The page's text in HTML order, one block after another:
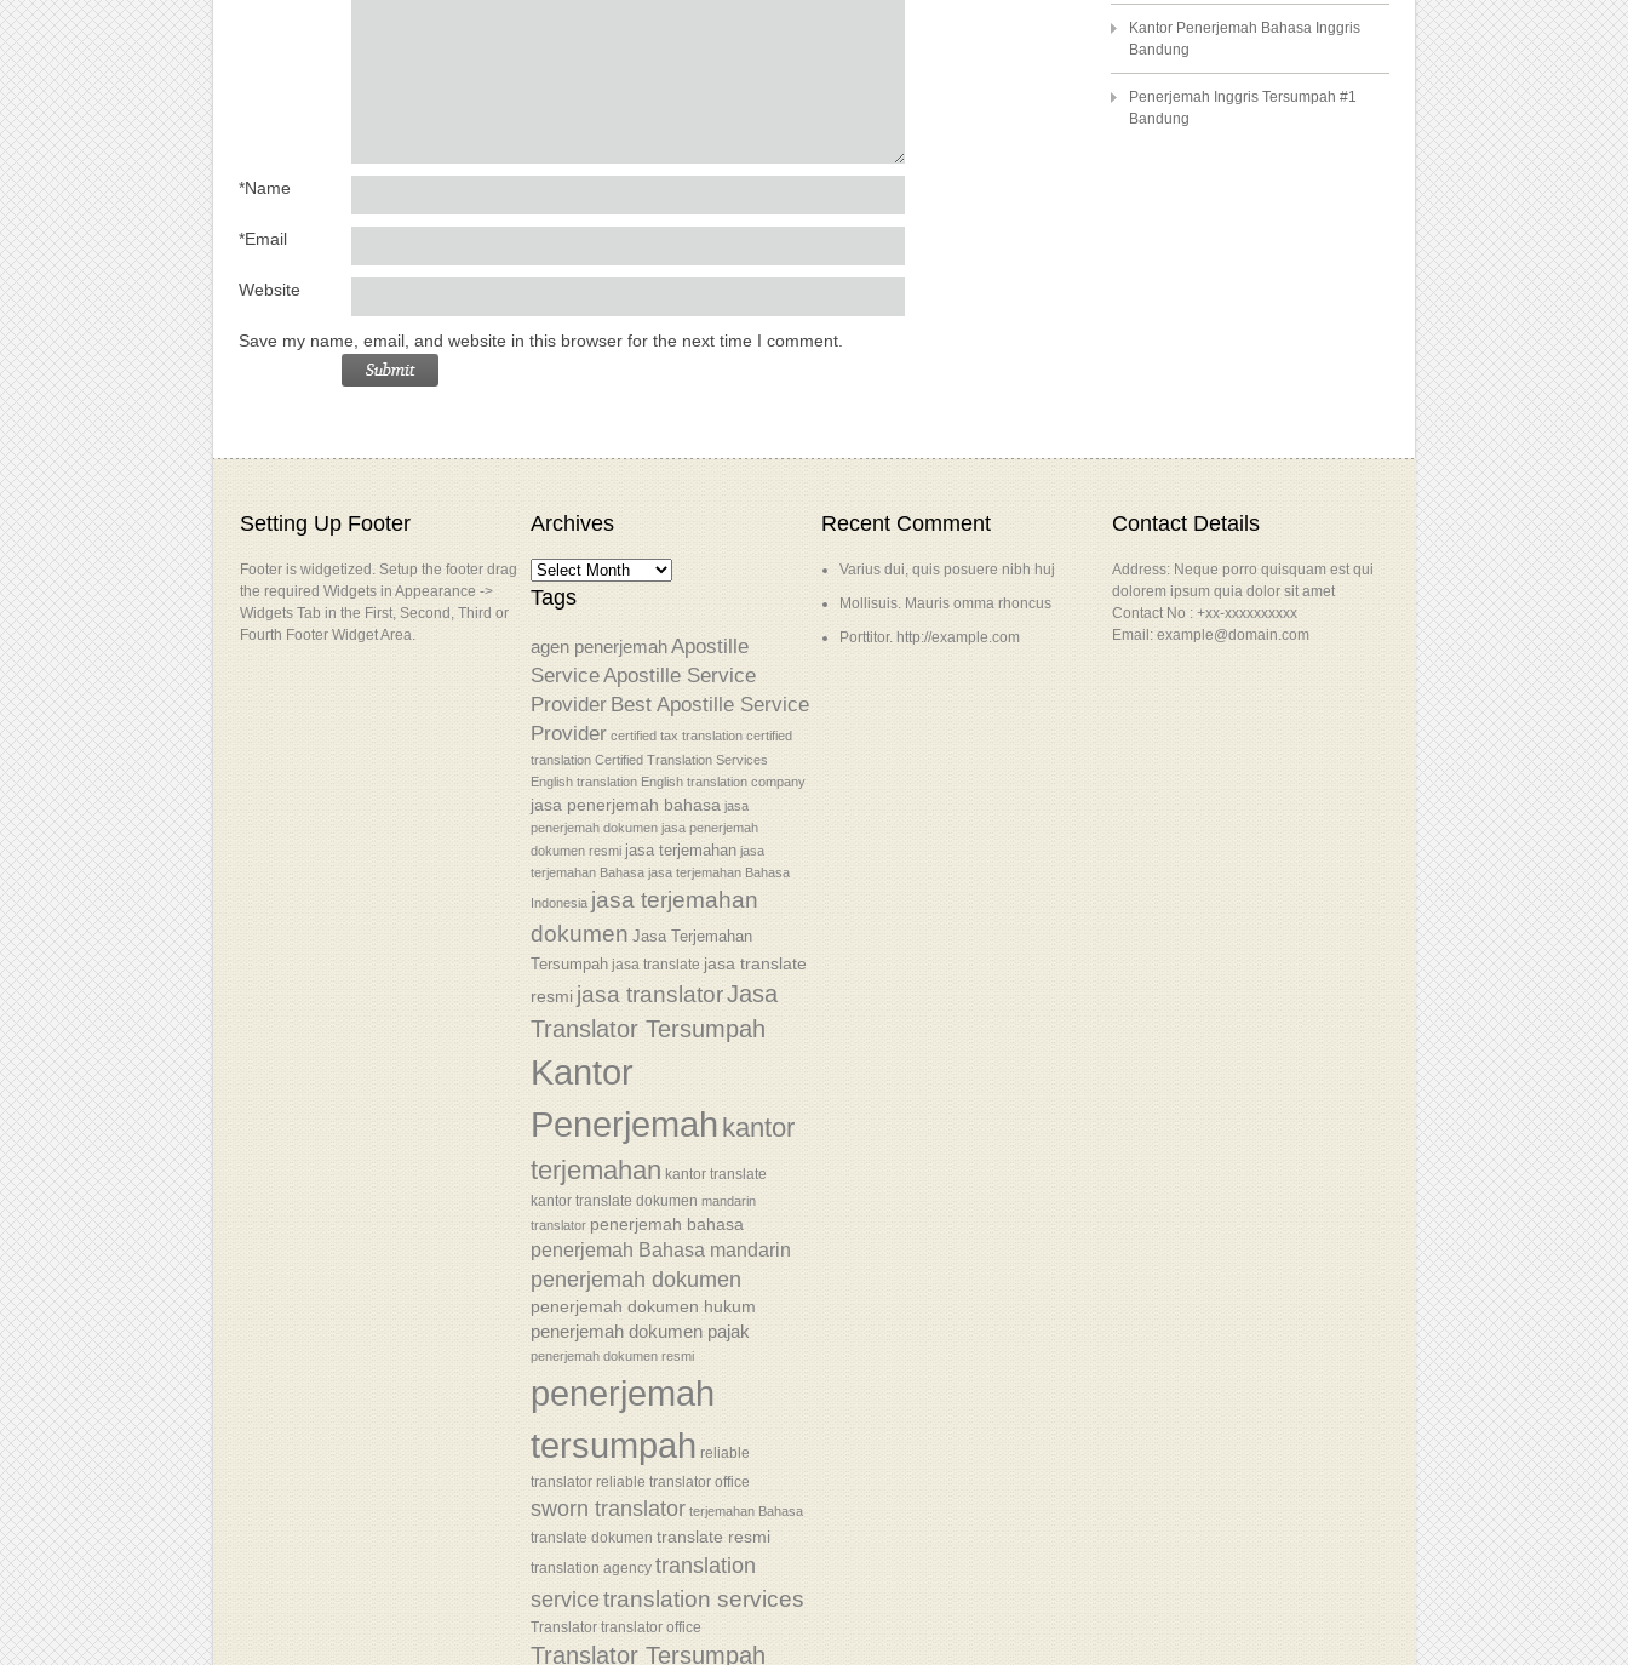
Name
*
Email
*
Website
Save my name, email, and website in this browser for the next time I comment.
Kantor Penerjemah Bahasa Inggris
Bandung
Penerjemah Inggris Tersumpah #1
Bandung
Setting Up Footer
Footer is widgetized. Setup the footer drag
the required Widgets in Appearance ->
Widgets Tab in the First, Second, Third or
Fourth Footer Widget Area.
Archives
Tags
agen penerjemah Apostille
ServiceApostille Service
Provider Best Apostille Service
Provider certified tax translation certified
translation Certified Translation Services
English translation English translation company
jasa penerjemah bahasa jasa
penerjemah dokumen jasa penerjemah
dokumen resmi jasa terjemahan jasa
terjemahan Bahasa jasa terjemahan Bahasa
Indonesia jasa terjemahan
dokumen Jasa Terjemahan
Tersumpah jasa translate jasa translate
resmi jasa translatorJasa
Translator Tersumpah
Kantor
Penerjemah kantor
terjemahan kantor translate
kantor translate dokumen mandarin
translator penerjemah bahasa
penerjemah Bahasa mandarin
penerjemah dokumen
penerjemah dokumen hukum
penerjemah dokumen pajak
penerjemah dokumen resmi
penerjemah
tersumpah reliable
translator reliable translator office
sworn translator terjemahan Bahasa
translate dokumen translate resmi
translation agency translation
servicetranslation services
Translator translator office
Translator Tersumpah
Recent Comment
Varius dui, quis posuere nibh huj
Mollisuis. Mauris omma rhoncus
Porttitor. http://example.com
Contact Details
Address: Neque porro quisquam est qui
dolorem ipsum quia dolor sit amet
Contact No : +xx-xxxxxxxxxx
Email: example@domain.com